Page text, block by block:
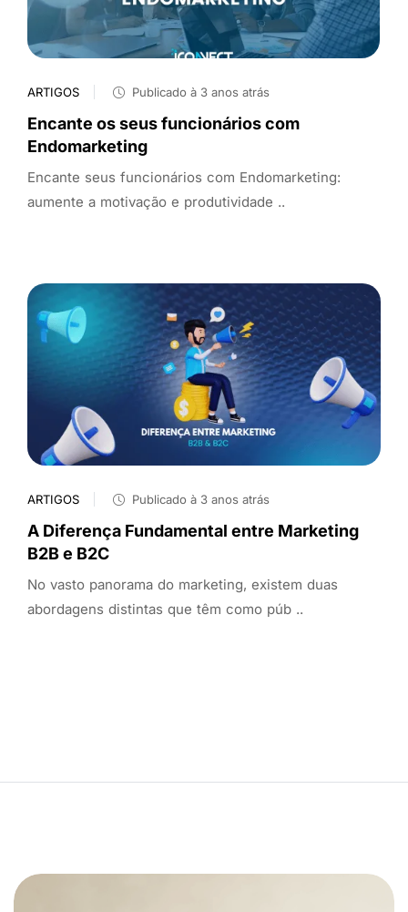
ARTIGOS Publicado à 3 anos atrás
Encante os seus funcionários com
Endomarketing
Encante seus funcionários com Endomarketing:
aumente a motivação e produtividade ..
ARTIGOS Publicado à 3 anos atrás
A Diferença Fundamental entre Marketing
B2B e B2C
No vasto panorama do marketing, existem duas
abordagens distintas que têm como púb ..